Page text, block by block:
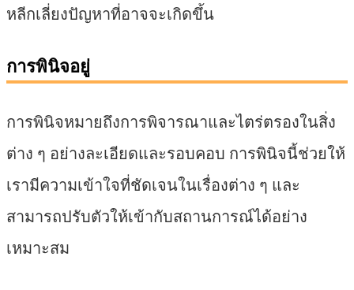
หลีกเลี่ยงปัญหาที่อาจจะเกิดขึ้น
การพินิจอยู่
การพินิจหมายถึงการพิจารณาและไตร่ตรองในสิ่ง
ต่าง ๆ อย่างละเอียดและรอบคอบ การพินิจนี้ช่วยให้
เรามีความเข้าใจที่ชัดเจนในเรื่องต่าง ๆ และ
สามารถปรับตัวให้เข้ากับสถานการณ์ได้อย่าง
เหมาะสม